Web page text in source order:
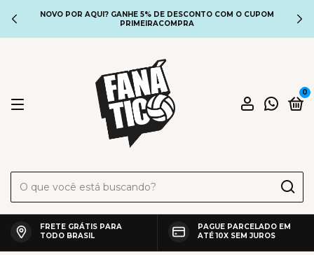
NOVO POR AQUI? GANHE 5% DE DESCONTO COM O CUPOM
PRIMEIRACOMPRA
0
FRETE GRÁTIS PARA
TODO BRASIL
PAGUE PARCELADO EM
ATÉ 10X SEM JUROS